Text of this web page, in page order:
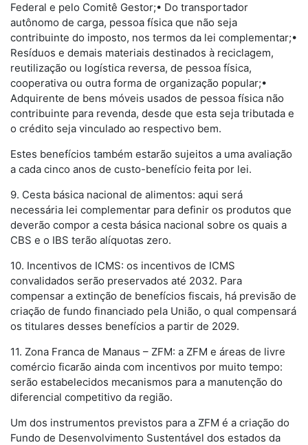
Federal e pelo Comitê Gestor;• Do transportador
autônomo de carga, pessoa física que não seja
contribuinte do imposto, nos termos da lei complementar;•
Resíduos e demais materiais destinados à reciclagem,
reutilização ou logística reversa, de pessoa física,
cooperativa ou outra forma de organização popular;•
Adquirente de bens móveis usados de pessoa física não
contribuinte para revenda, desde que esta seja tributada e
o crédito seja vinculado ao respectivo bem.
Estes benefícios também estarão sujeitos a uma avaliação
a cada cinco anos de custo-benefício feita por lei.
9. Cesta básica nacional de alimentos: aqui será
necessária lei complementar para definir os produtos que
deverão compor a cesta básica nacional sobre os quais a
CBS e o IBS terão alíquotas zero.
10. Incentivos de ICMS: os incentivos de ICMS
convalidados serão preservados até 2032. Para
compensar a extinção de benefícios fiscais, há previsão de
criação de fundo financiado pela União, o qual compensará
os titulares desses benefícios a partir de 2029.
11. Zona Franca de Manaus – ZFM: a ZFM e áreas de livre
comércio ficarão ainda com incentivos por muito tempo:
serão estabelecidos mecanismos para a manutenção do
diferencial competitivo da região.
Um dos instrumentos previstos para a ZFM é a criação do
Fundo de Desenvolvimento Sustentável dos estados da